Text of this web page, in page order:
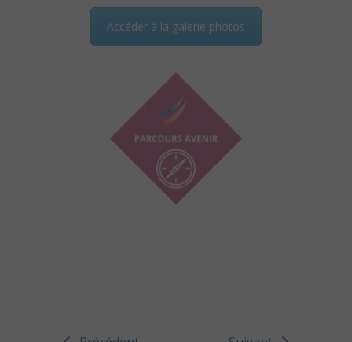
Accéder à la galerie photos